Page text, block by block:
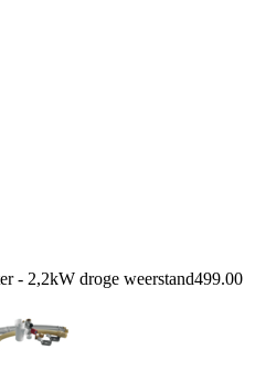
- 2,2kW droge weerstand499.00